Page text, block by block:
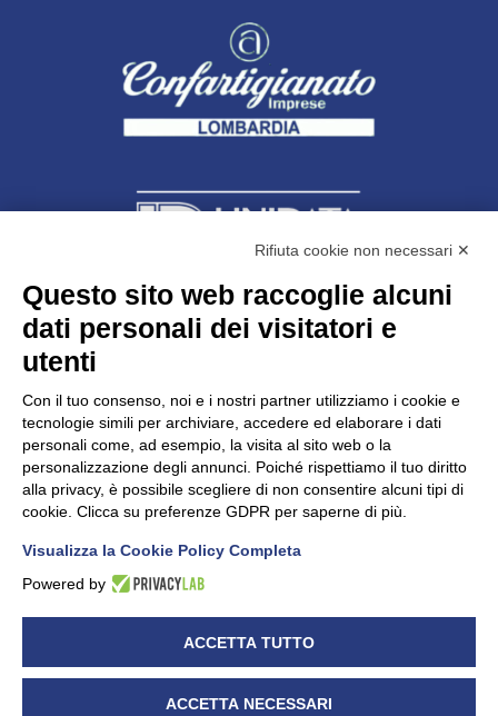
Unidata s.r.lcon unico socio
Largo dell’Artigianato, 1 - 23100 Sondrio
C.F. 00481790145 - N.REA SO-36426
PEC: unidata.sondrio@legalmail.it
Cap. soc. euro 100.000,00 i.v.
UNIDATA - Informativa privacy (per i clienti)
UNIDATA - Whistleblowing
Rifiuta cookie non necessari ✕
Questo sito web raccoglie alcuni
dati personali dei visitatori e
utenti
Con il tuo consenso, noi e i nostri partner utilizziamo i cookie e
tecnologie simili per archiviare, accedere ed elaborare i dati
personali come, ad esempio, la visita al sito web o la
personalizzazione degli annunci. Poiché rispettiamo il tuo diritto
alla privacy, è possibile scegliere di non consentire alcuni tipi di
cookie. Clicca su preferenze GDPR per saperne di più.
Visualizza la Cookie Policy Completa
Powered by
ACCETTA TUTTO
ACCETTA NECESSARI